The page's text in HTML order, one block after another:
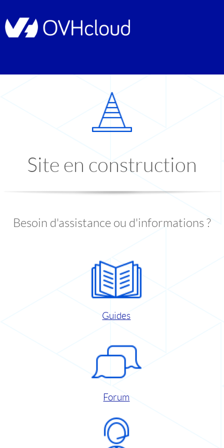
Site en construction
Besoin d'assistance ou d'informations ?
Guides
Forum